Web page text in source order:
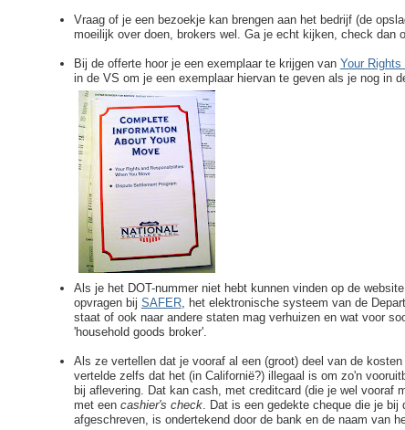
Vraag of je een bezoekje kan brengen aan het bedrijf (de
moeilijk over doen, brokers wel. Ga je echt kijken, check dan
Bij de offerte hoor je een exemplaar te krijgen van Your
in de VS om je een exemplaar hiervan te geven als je nog in
Als je het DOT-nummer niet hebt kunnen vinden op de
opvragen bij SAFER, het elektronische systeem van de
staat of ook naar andere staten mag verhuizen en wat voor
'household goods broker'.
Als ze vertellen dat je vooraf al een (groot) deel van de
vertelde zelfs dat het (in Californië?) illegaal is om zo'n
bij aflevering. Dat kan cash, met creditcard (die je wel vooraf
met een cashier's check. Dat is een gedekte cheque die je bij
afgeschreven, is ondertekend door de bank en de naam van